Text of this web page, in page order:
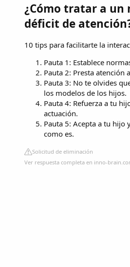
¿Cómo tratar a un
déficit de
10 tips para facilitarte la
Pauta 1: Establece
Pauta 2: Presta atención
Pauta 3: No te olvides
los modelos de los hijos.
Pauta 4: Refuerza a tu
actuación.
Pauta 5: Acepta a tu hijo
como es.
Solicitud de eliminación
Ver respuesta completa en inno-